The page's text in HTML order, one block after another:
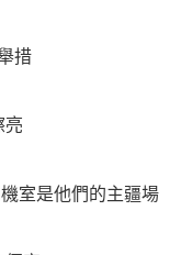
措
亮
室是他們的主疆場